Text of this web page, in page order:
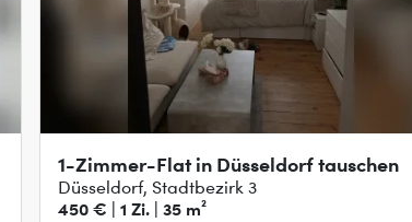
1-Zimmer-Flat in Düsseldorf tauschen
Düsseldorf, Stadtbezirk 3
450 € | 1 Zi. | 35 m²